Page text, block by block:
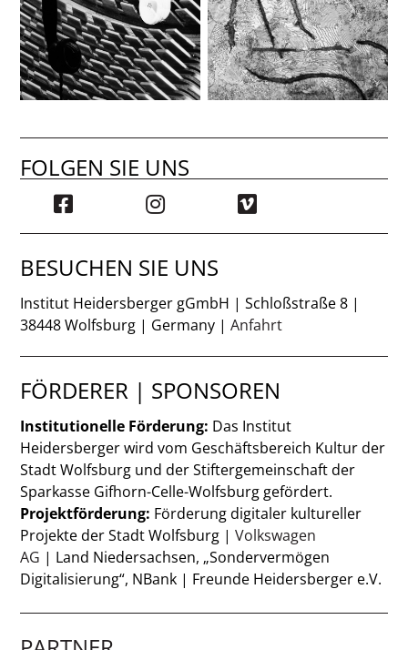
FOLGEN SIE UNS
BESUCHEN SIE UNS
Institut Heidersberger gGmbH | Schloßstraße 8 |
38448 Wolfsburg | Germany |Anfahrt
FÖRDERER | SPONSOREN
Institutionelle Förderung: Das Institut
Heidersberger wird vom Geschäftsbereich Kultur der
Stadt Wolfsburg und der Stiftergemeinschaft der
Sparkasse Gifhorn-Celle-Wolfsburg gefördert.
Projektförderung: Förderung digitaler kultureller
Projekte der Stadt Wolfsburg |Volkswagen
AG | Land Niedersachsen, „Sondervermögen
Digitalisierung“, NBank | Freunde Heidersberger e.V.